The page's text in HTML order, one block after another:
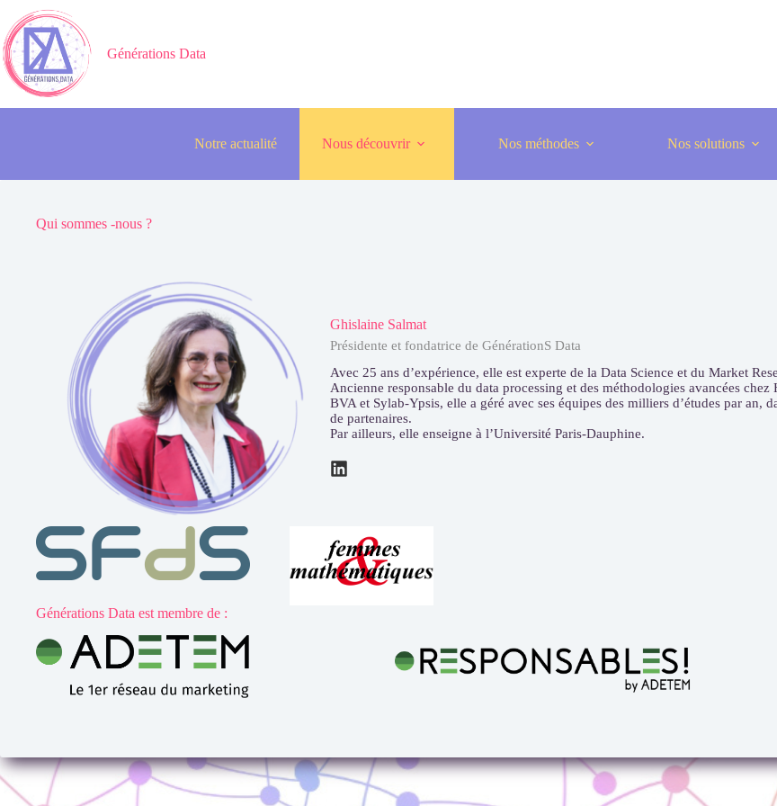
au
contenu
Générations Data
Notre actualité Nous découvrir Nos méthodes Nos solutions
Qui sommes -nous ?
Ghislaine Salmat
Présidente et fondatrice de GénérationS Data
Avec 25 ans d’expérience, elle est experte de la Data Science et du Market
Ancienne responsable du data processing et des méthodologies avancées
BVA et Sylab-Ypsis, elle a géré avec ses équipes des milliers d’études par an,
de partenaires.
Par ailleurs, elle enseigne à l’Université Paris-Dauphine.
Générations Data est membre de :